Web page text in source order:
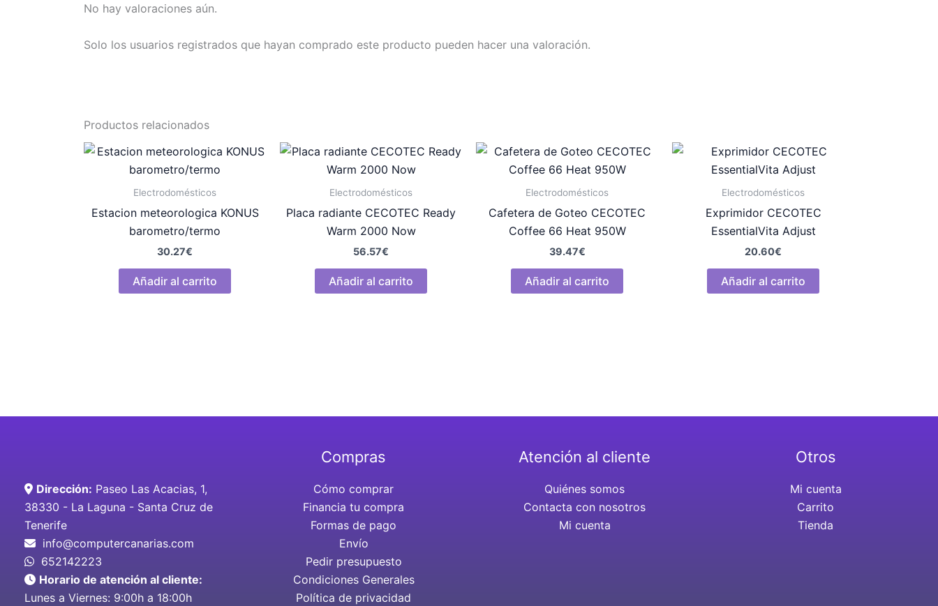
No hay valoraciones aún.
Solo los usuarios registrados que hayan comprado este producto pueden hacer una valoración.
Productos relacionados
Electrodomésticos
Estacion meteorologica KONUS
barometro/termo
30.27€
Añadir al carrito
Electrodomésticos
Placa radiante CECOTEC Ready
Warm 2000 Now
56.57€
Añadir al carrito
Electrodomésticos
Cafetera de Goteo CECOTEC
Coffee 66 Heat 950W
39.47€
Añadir al carrito
Electrodomésticos
Exprimidor CECOTEC
EssentialVita Adjust
20.60€
Añadir al carrito
Dirección: Paseo Las Acacias, 1,
38330 - La Laguna - Santa Cruz de
Tenerife
info@computercanarias.com
652142223
Horario de atención al cliente:
Lunes a Viernes: 9:00h a 18:00h
Compras
Cómo comprar
Financia tu compra
Formas de pago
Envío
Pedir presupuesto
Condiciones Generales
Política de privacidad
Atención al cliente
Quiénes somos
Contacta con nosotros
Mi cuenta
Otros
Mi cuenta
Carrito
Tienda